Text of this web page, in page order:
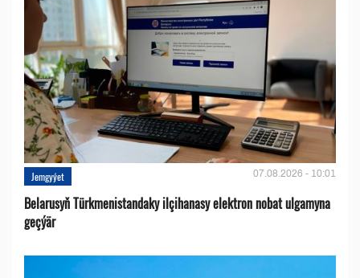
Jemgyýet 07.08.2026 - 10:01
Belarusyň Türkmenistandaky ilçihanasy elektron nobat ulgamyna
geçýär